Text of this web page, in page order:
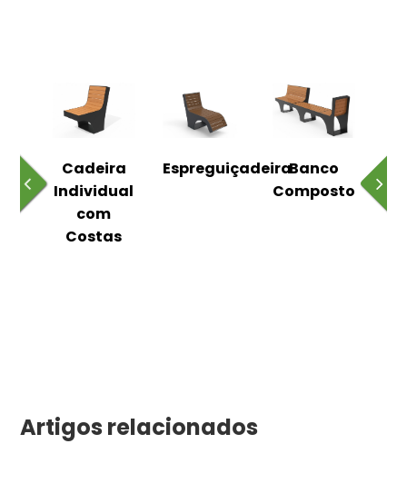
Cadeira
Individual
com
Costas
EspreguiçadeiraBanco
Composto
Artigos relacionados